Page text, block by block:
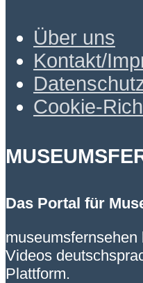
Über uns
Kontakt/
Cookie-
Das Portal für
Videos
Plattform.